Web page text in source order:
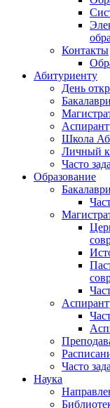
Контакты
Абитуриенту
День
Школа
Личный
Часто
Образование
Часто
Наука